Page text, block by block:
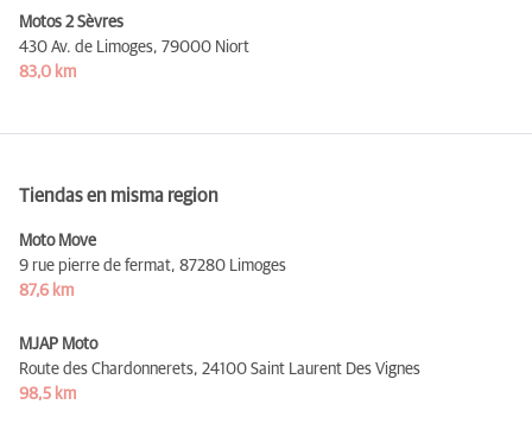
Motos 2 Sèvres
430 Av. de Limoges, 79000 Niort
83,0 km
Tiendas en misma region
Moto Move
9 rue pierre de fermat, 87280 Limoges
87,6 km
MJAP Moto
Route des Chardonnerets, 24100 Saint Laurent Des Vignes
98,5 km